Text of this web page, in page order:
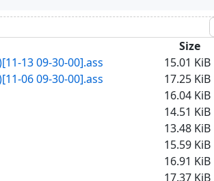
Size
13 09-30-00].ass 15.01 KiB
06 09-30-00].ass 17.25 KiB
16.04 KiB
14.51 KiB
13.48 KiB
15.59 KiB
16.91 KiB
17.37 KiB